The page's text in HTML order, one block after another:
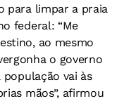
para limpar a praia
federal: “Me
ao mesmo
o governo
população vai às
mãos”, afirmou